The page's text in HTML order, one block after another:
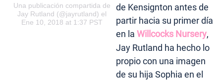
Una publicación compartida de
Jay Rutland (@jayrutland) el
Ene 10, 2018 at 1:37 PST
de Kensignton antes de
partir hacia su primer día
en laWillcocks Nursery,
Jay Rutland ha hecho lo
propio con una imagen
de su hija Sophia en el